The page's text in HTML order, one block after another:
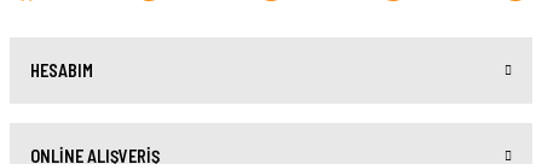
HESABIM
ONLİNE ALIŞVERİŞ